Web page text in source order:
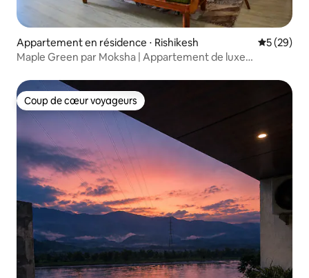
Appartement en résidence ⋅ Rishikesh
5 (29)
Maple Green par Moksha | Appartement de luxe
Coup de cœur voyageurs
Coup de cœur voyageurs